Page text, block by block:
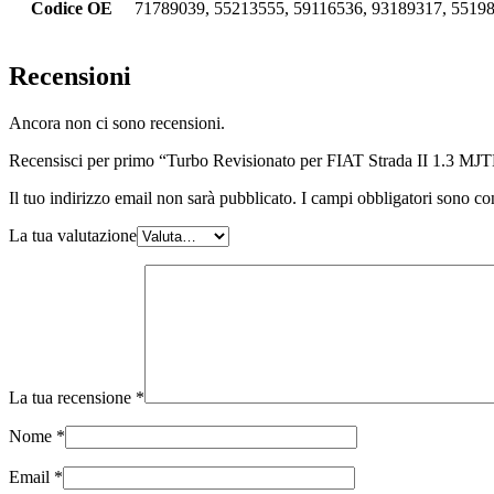
Codice OE 71789039, 55213555, 59116536, 93189317,
Recensioni
Ancora non ci sono recensioni.
Recensisci per primo “Turbo Revisionato per FIAT Strada II 1.3
Il tuo indirizzo email non sarà pubblicato. I campi obbligatori sono
La tua valutazione
La tua recensione *
Nome *
Email *